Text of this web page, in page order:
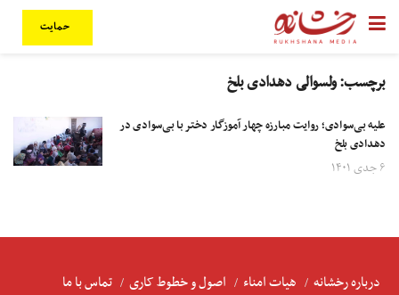
حمایت
برچسب:ولسوالی دهدادی بلخ
علیه ‌بی‌سوادی؛ روایت مبارزه چهار آموزگار دختر با بی‌سوادی در
دهدادی بلخ
۶ جدی ۱۴۰۱
درباره رخشانه هیات امناء اصول و خطوط کاری تماس با ما